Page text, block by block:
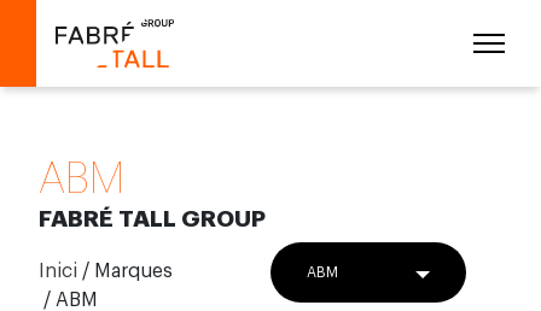
ABM
FABRÉ TALL GROUP
Inici / Marques
/ ABM
ABM